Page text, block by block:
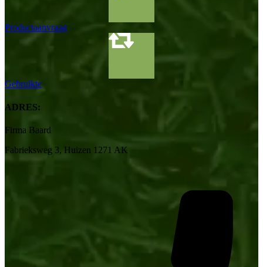
Productaanvraag
Gebruikte
ADRES:
Firma Baard
Fabrieksweg 3, Huizen 1271 AK